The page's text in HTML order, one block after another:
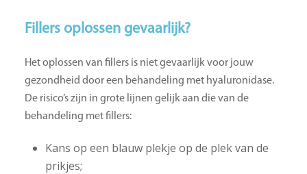
Fillers oplossen gevaarlijk?
Het oplossen van fillers is niet gevaarlijk voor jouw
gezondheid door een behandeling met hyaluronidase.
De risico’s zijn in grote lijnen gelijk aan die van de
behandeling met fillers:
Kans op een blauw plekje op de plek van de
prikjes;